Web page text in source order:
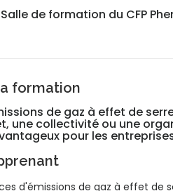
Salle de formation du CFP
formation
de gaz à effet de
une collectivité ou une
pour les
d'émissions de gaz à effet de